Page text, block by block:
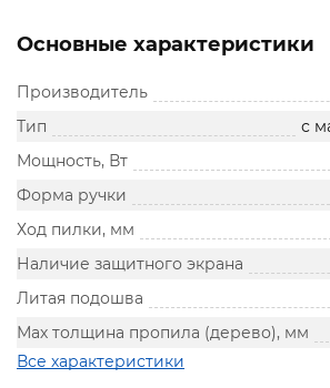
Основные характеристики
Производитель
Тип
с
Мощность, Вт
Форма ручки
Ход пилки, мм
Наличие защитного экрана
Литая подошва
Мах толщина пропила (дерево), мм
Все характеристики